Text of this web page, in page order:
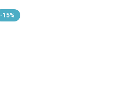
-15%